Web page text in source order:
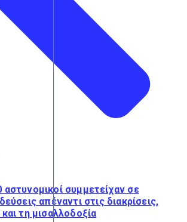
συμμετείχαν σε
απέναντι στις διακρίσεις,
τη μισαλλοδοξία